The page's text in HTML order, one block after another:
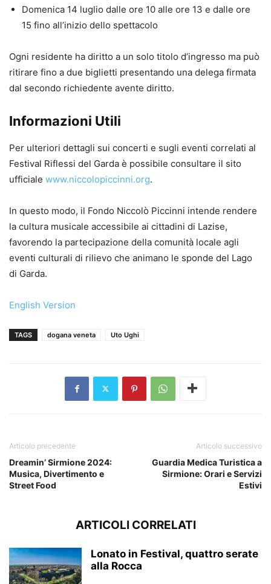
Domenica 14 luglio dalle ore 10 alle ore 13 e dalle ore
15 fino all’inizio dello spettacolo
Ogni residente ha diritto a un solo titolo d’ingresso ma può
ritirare fino a due biglietti presentando una delega firmata
dal secondo richiedente avente diritto.
Informazioni Utili
Per ulteriori dettagli sui concerti e sugli eventi correlati al
Festival Riflessi del Garda è possibile consultare il sito
ufficiale www.niccolopiccinni.org.
In questo modo, il Fondo Niccolò Piccinni intende rendere
la cultura musicale accessibile ai cittadini di Lazise,
favorendo la partecipazione della comunità locale agli
eventi culturali di rilievo che animano le sponde del Lago
di Garda.
English Version
TAGS dogana veneta Uto Ughi
Articolo precedente
Dreamin’ Sirmione 2024:
Musica, Divertimento e
Street Food
Articolo successivo
Guardia Medica Turistica a
Sirmione: Orari e Servizi
Estivi
ARTICOLI CORRELATI
Lonato in Festival, quattro serate
alla Rocca